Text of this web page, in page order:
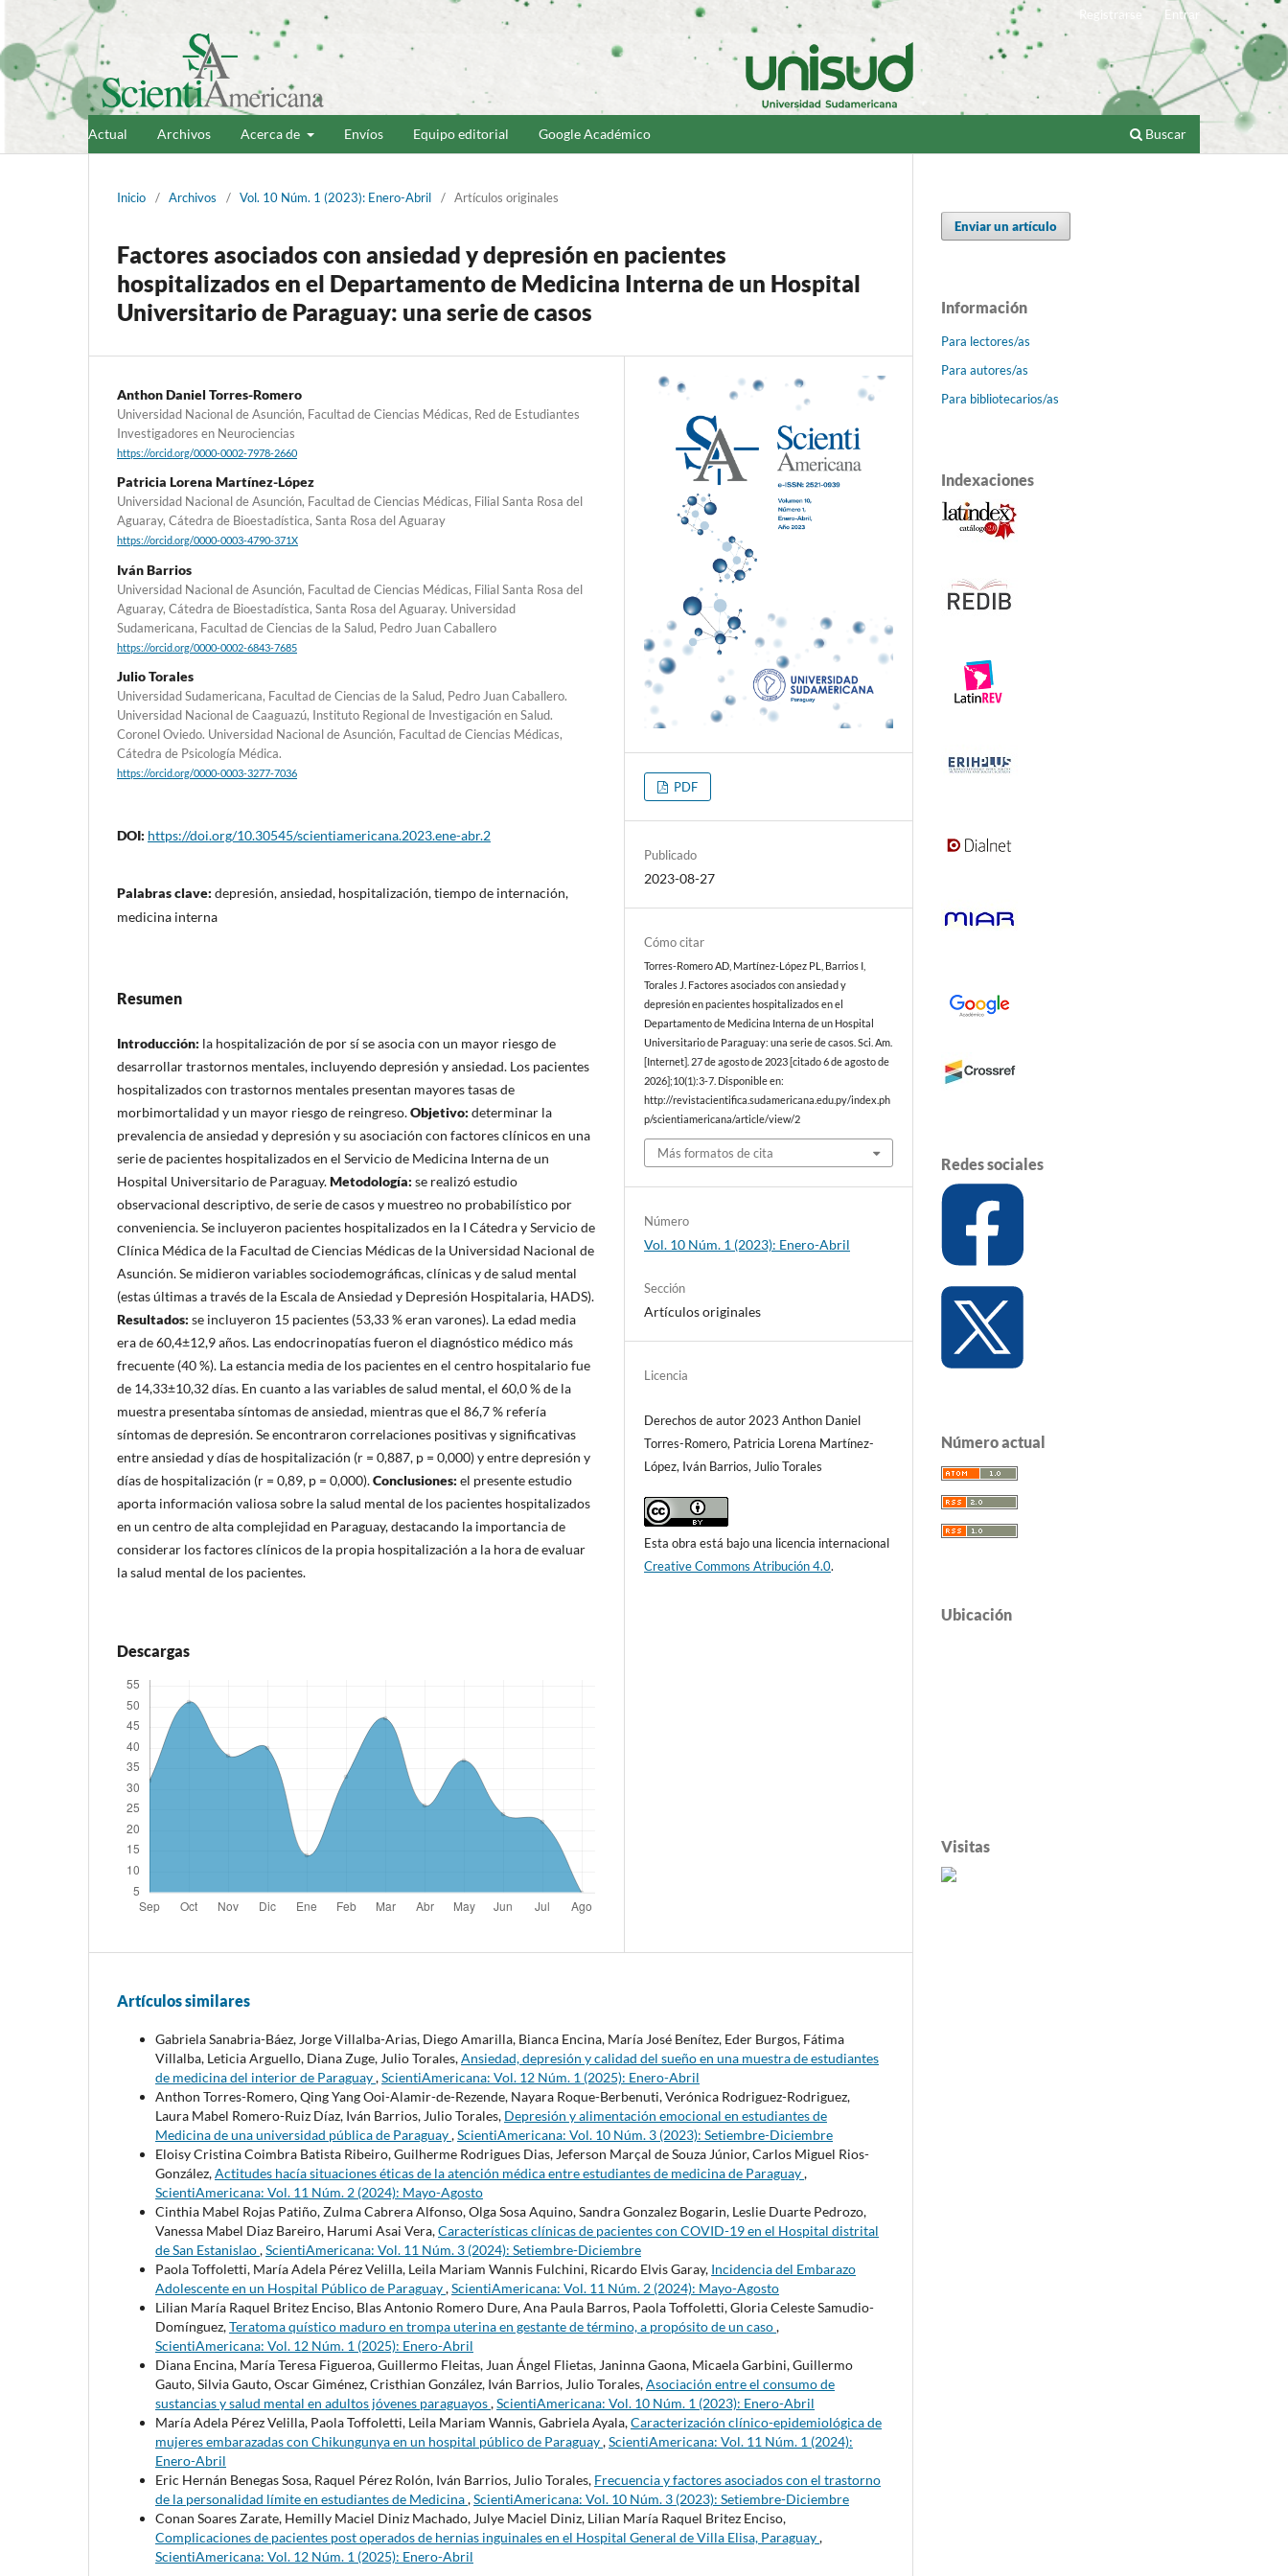
Actual Archivos Acerca de Envíos Equipo editorial Google Académico Buscar
Registrarse Entrar
Inicio / Archivos / Vol. 10 Núm. 1 (2023): Enero-Abril / Artículos originales
Factores asociados con ansiedad y depresión en pacientes
hospitalizados en el Departamento de Medicina Interna de un Hospital
Universitario de Paraguay: una serie de casos
Anthon Daniel Torres-Romero
Universidad Nacional de Asunción, Facultad de Ciencias Médicas, Red de Estudiantes
Investigadores en Neurociencias
https://orcid.org/0000-0002-7978-2660
Patricia Lorena Martínez-López
Universidad Nacional de Asunción, Facultad de Ciencias Médicas, Filial Santa Rosa del
Aguaray, Cátedra de Bioestadística, Santa Rosa del Aguaray
https://orcid.org/0000-0003-4790-371X
Iván Barrios
Universidad Nacional de Asunción, Facultad de Ciencias Médicas, Filial Santa Rosa del
Aguaray, Cátedra de Bioestadística, Santa Rosa del Aguaray. Universidad
Sudamericana, Facultad de Ciencias de la Salud, Pedro Juan Caballero
https://orcid.org/0000-0002-6843-7685
Julio Torales
Universidad Sudamericana, Facultad de Ciencias de la Salud, Pedro Juan Caballero.
Universidad Nacional de Caaguazú, Instituto Regional de Investigación en Salud.
Coronel Oviedo. Universidad Nacional de Asunción, Facultad de Ciencias Médicas,
Cátedra de Psicología Médica.
https://orcid.org/0000-0003-3277-7036
DOI: https://doi.org/10.30545/scientiamericana.2023.ene-abr.2
Palabras clave: depresión, ansiedad, hospitalización, tiempo de internación,
medicina interna
Resumen
Introducción: la hospitalización de por sí se asocia con un mayor riesgo de
desarrollar trastornos mentales, incluyendo depresión y ansiedad. Los pacientes
hospitalizados con trastornos mentales presentan mayores tasas de
morbimortalidad y un mayor riesgo de reingreso.Objetivo: determinar la
prevalencia de ansiedad y depresión y su asociación con factores clínicos en una
serie de pacientes hospitalizados en el Servicio de Medicina Interna de un
Hospital Universitario de Paraguay.Metodología: se realizó estudio
observacional descriptivo, de serie de casos y muestreo no probabilístico por
conveniencia. Se incluyeron pacientes hospitalizados en la I Cátedra y Servicio de
Clínica Médica de la Facultad de Ciencias Médicas de la Universidad Nacional de
Asunción. Se midieron variables sociodemográficas, clínicas y de salud mental
(estas últimas a través de la Escala de Ansiedad y Depresión Hospitalaria, HADS).
Resultados: se incluyeron 15 pacientes (53,33 % eran varones). La edad media
era de 60,4±12,9 años. Las endocrinopatías fueron el diagnóstico médico más
frecuente (40 %). La estancia media de los pacientes en el centro hospitalario fue
de 14,33±10,32 días. En cuanto a las variables de salud mental, el 60,0 % de la
muestra presentaba síntomas de ansiedad, mientras que el 86,7 % refería
síntomas de depresión. Se encontraron correlaciones positivas y significativas
entre ansiedad y días de hospitalización (r = 0,887, p = 0,000) y entre depresión y
días de hospitalización (r = 0,89, p = 0,000).Conclusiones: el presente estudio
aporta información valiosa sobre la salud mental de los pacientes hospitalizados
en un centro de alta complejidad en Paraguay, destacando la importancia de
considerar los factores clínicos de la propia hospitalización a la hora de evaluar
la salud mental de los pacientes.
Descargas
PDF
Publicado
2023-08-27
Cómo citar
Torres-Romero AD, Martínez-López PL, Barrios I,
Torales J. Factores asociados con ansiedad y
depresión en pacientes hospitalizados en el
Departamento de Medicina Interna de un Hospital
Universitario de Paraguay: una serie de casos. Sci. Am.
[Internet]. 27 de agosto de 2023 [citado 6 de agosto de
2026];10(1):3-7. Disponible en:
http://revistacientifica.sudamericana.edu.py/index.ph
p/scientiamericana/article/view/2
Más formatos de cita
Número
Vol. 10 Núm. 1 (2023): Enero-Abril
Sección
Artículos originales
Licencia
Derechos de autor 2023 Anthon Daniel
Torres-Romero, Patricia Lorena Martínez-
López, Iván Barrios, Julio Torales
Esta obra está bajo una licencia internacional
Creative Commons Atribución 4.0.
Artículos similares
Gabriela Sanabria-Báez, Jorge Villalba-Arias, Diego Amarilla, Bianca Encina, María José Benítez, Eder Burgos, Fátima
Villalba, Leticia Arguello, Diana Zuge, Julio Torales,Ansiedad, depresión y calidad del sueño en una muestra de estudiantes
de medicina del interior de Paraguay,ScientiAmericana: Vol. 12 Núm. 1 (2025): Enero-Abril
Anthon Torres-Romero, Qing Yang Ooi-Alamir-de-Rezende, Nayara Roque-Berbenuti, Verónica Rodriguez-Rodriguez,
Laura Mabel Romero-Ruiz Díaz, Iván Barrios, Julio Torales, Depresión y alimentación emocional en estudiantes de
Medicina de una universidad pública de Paraguay,ScientiAmericana: Vol. 10 Núm. 3 (2023): Setiembre-Diciembre
Eloisy Cristina Coimbra Batista Ribeiro, Guilherme Rodrigues Dias, Jeferson Marçal de Souza Júnior, Carlos Miguel Rios-
González,Actitudes hacía situaciones éticas de la atención médica entre estudiantes de medicina de Paraguay,
ScientiAmericana: Vol. 11 Núm. 2 (2024): Mayo-Agosto
Cinthia Mabel Rojas Patiño, Zulma Cabrera Alfonso, Olga Sosa Aquino, Sandra Gonzalez Bogarin, Leslie Duarte Pedrozo,
Vanessa Mabel Diaz Bareiro, Harumi Asai Vera,Características clínicas de pacientes con COVID-19 en el Hospital distrital
de San Estanislao,ScientiAmericana: Vol. 11 Núm. 3 (2024): Setiembre-Diciembre
Paola Toffoletti, María Adela Pérez Velilla, Leila Mariam Wannis Fulchini, Ricardo Elvis Garay, Incidencia del Embarazo
Adolescente en un Hospital Público de Paraguay,ScientiAmericana: Vol. 11 Núm. 2 (2024): Mayo-Agosto
Lilian María Raquel Britez Enciso, Blas Antonio Romero Dure, Ana Paula Barros, Paola Toffoletti, Gloria Celeste Samudio-
Domínguez,Teratoma quístico maduro en trompa uterina en gestante de término, a propósito de un caso,
ScientiAmericana: Vol. 12 Núm. 1 (2025): Enero-Abril
Diana Encina, María Teresa Figueroa, Guillermo Fleitas, Juan Ángel Flietas, Janinna Gaona, Micaela Garbini, Guillermo
Gauto, Silvia Gauto, Oscar Giménez, Cristhian González, Iván Barrios, Julio Torales,Asociación entre el consumo de
sustancias y salud mental en adultos jóvenes paraguayos,ScientiAmericana: Vol. 10 Núm. 1 (2023): Enero-Abril
María Adela Pérez Velilla, Paola Toffoletti, Leila Mariam Wannis, Gabriela Ayala,Caracterización clínico-epidemiológica de
mujeres embarazadas con Chikungunya en un hospital público de Paraguay,ScientiAmericana: Vol. 11 Núm. 1 (2024):
Enero-Abril
Eric Hernán Benegas Sosa, Raquel Pérez Rolón, Iván Barrios, Julio Torales, Frecuencia y factores asociados con el trastorno
de la personalidad límite en estudiantes de Medicina,ScientiAmericana: Vol. 10 Núm. 3 (2023): Setiembre-Diciembre
Conan Soares Zarate, Hemilly Maciel Diniz Machado, Julye Maciel Diniz, Lilian María Raquel Britez Enciso,
Complicaciones de pacientes post operados de hernias inguinales en el Hospital General de Villa Elisa, Paraguay,
ScientiAmericana: Vol. 12 Núm. 1 (2025): Enero-Abril
Enviar un artículo
Información
Para lectores/as
Para autores/as
Para bibliotecarios/as
Indexaciones
Redes sociales
Número actual
Ubicación
Visitas